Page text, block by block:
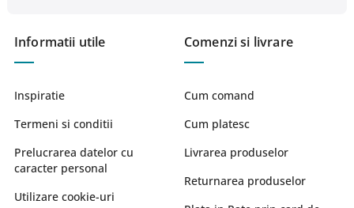
Informatii utile
Inspiratie
Termeni si conditii
Prelucrarea datelor cu
caracter personal
Utilizare cookie-uri
Comenzi si livrare
Cum comand
Cum platesc
Livrarea produselor
Returnarea produselor